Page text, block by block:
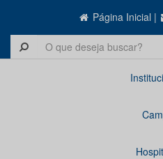
Página Inicial |